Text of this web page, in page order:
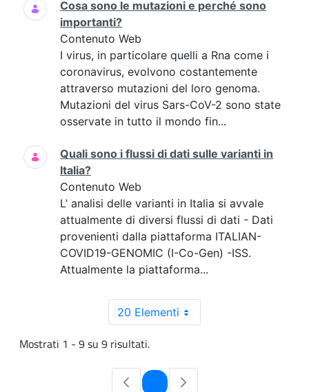
Cosa sono le mutazioni e perché sono
importanti?
Contenuto Web
I virus, in particolare quelli a Rna come i
coronavirus, evolvono costantemente
attraverso mutazioni del loro genoma.
Mutazioni del virus Sars-CoV-2 sono state
osservate in tutto il mondo fin...
Quali sono i flussi di dati sulle varianti in
Italia?
Contenuto Web
L’ analisi delle varianti in Italia si avvale
attualmente di diversi flussi di dati - Dati
provenienti dalla piattaforma ITALIAN-
COVID19-GENOMIC (I-Co-Gen) -ISS.
Attualmente la piattaforma...
20 Elementi
Mostrati 1 - 9 su 9 risultati.
Pagina